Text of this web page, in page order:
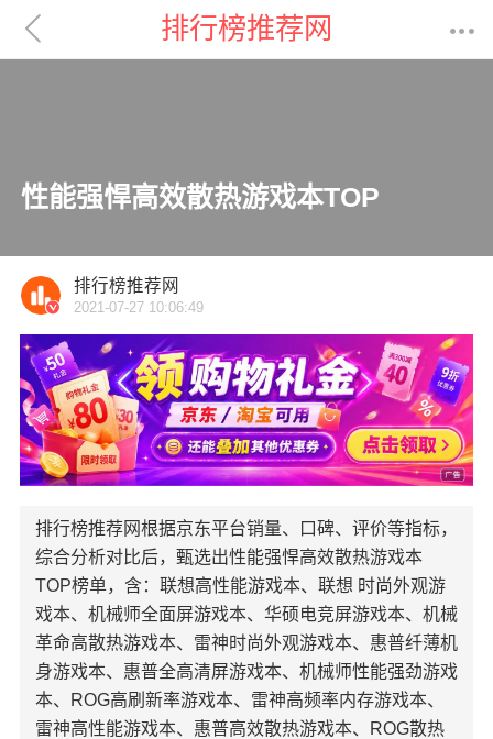
 排行榜推荐网 
性能强悍高效散热游戏本TOP

排行榜推荐网
2021-07-27 10:06:49
排行榜推荐网根据京东平台销量、口碑、评价等指标，
综合分析对比后，甄选出性能强悍高效散热游戏本
TOP榜单，含：联想高性能游戏本、联想 时尚外观游
戏本、机械师全面屏游戏本、华硕电竞屏游戏本、机械
革命高散热游戏本、雷神时尚外观游戏本、惠普纤薄机
身游戏本、惠普全高清屏游戏本、机械师性能强劲游戏
本、ROG高刷新率游戏本、雷神高频率内存游戏本、
雷神高性能游戏本、惠普高效散热游戏本、ROG散热